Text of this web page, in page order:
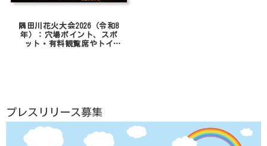
隅田川花火大会2026（令和8
年）：穴場ポイント、スポ
ット・有料観覧席やトイ
プレスリリース募集